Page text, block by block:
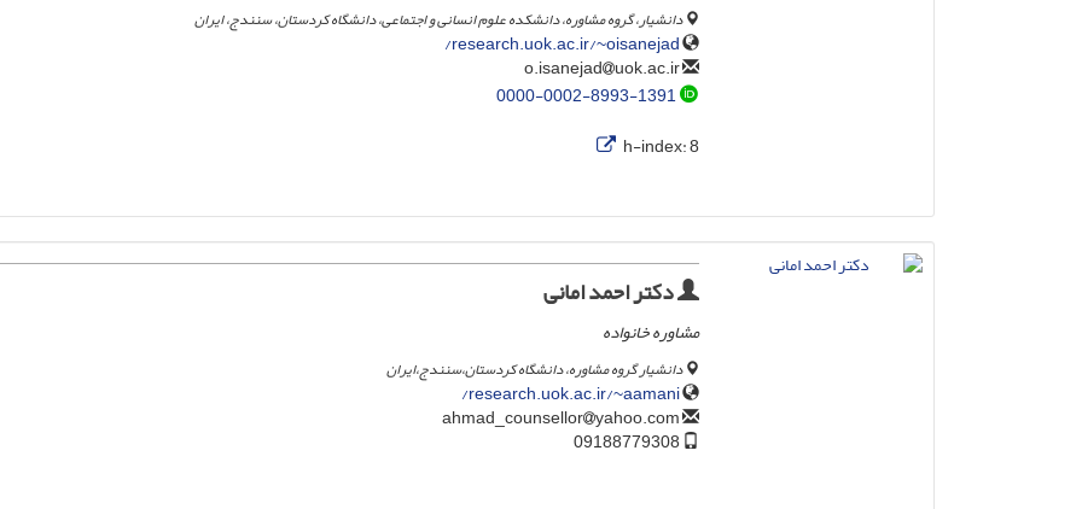
دانشیار، گروه مشاوره، دانشکده علوم انسانی و اجتماعی، دانشگاه کردستان، سنندج، ایران
research.uok.ac.ir/~oisanejad/
uok.ac.ir
0000-0002-8993-1391
h-index:8
دکتر احمد امانی
مشاوره خانواده
دانشیار گروه مشاوره، دانشگاه کردستان،سنندج،ایران
research.uok.ac.ir/~aamani/
yahoo.com